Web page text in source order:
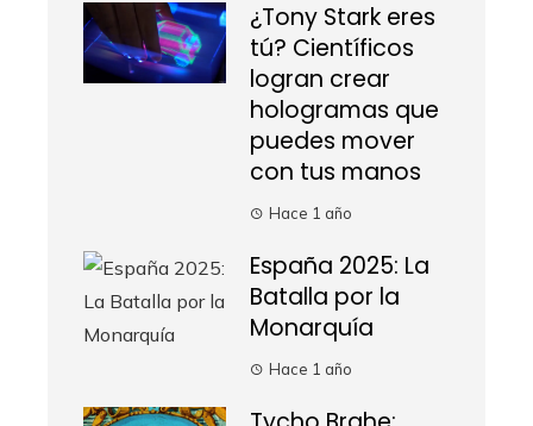
¿Tony Stark eres
tú? Científicos
logran crear
hologramas que
puedes mover
con tus manos
Hace 1 año
España 2025: La
Batalla por la
Monarquía
Hace 1 año